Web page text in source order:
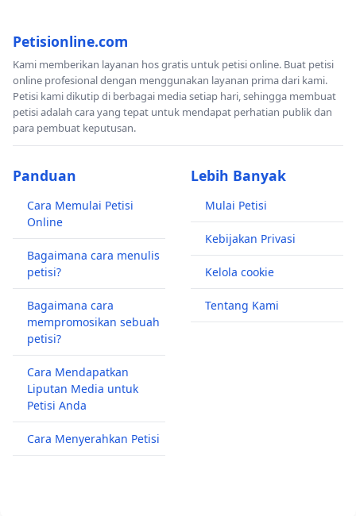
Petisionline.com
Kami memberikan layanan hos gratis untuk petisi online. Buat petisi
online profesional dengan menggunakan layanan prima dari kami.
Petisi kami dikutip di berbagai media setiap hari, sehingga membuat
petisi adalah cara yang tepat untuk mendapat perhatian publik dan
para pembuat keputusan.
Panduan
Cara Memulai Petisi
Online
Bagaimana cara menulis
petisi?
Bagaimana cara
mempromosikan sebuah
petisi?
Cara Mendapatkan
Liputan Media untuk
Petisi Anda
Cara Menyerahkan Petisi
Lebih Banyak
Mulai Petisi
Kebijakan Privasi
Kelola cookie
Tentang Kami